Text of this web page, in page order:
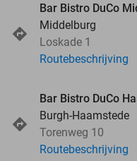
Bar Bistro DuCo
Middelburg
Loskade 1
Routebeschrijving
Bar Bistro DuCo
Burgh-Haamstede
Torenweg 10
Routebeschrijving